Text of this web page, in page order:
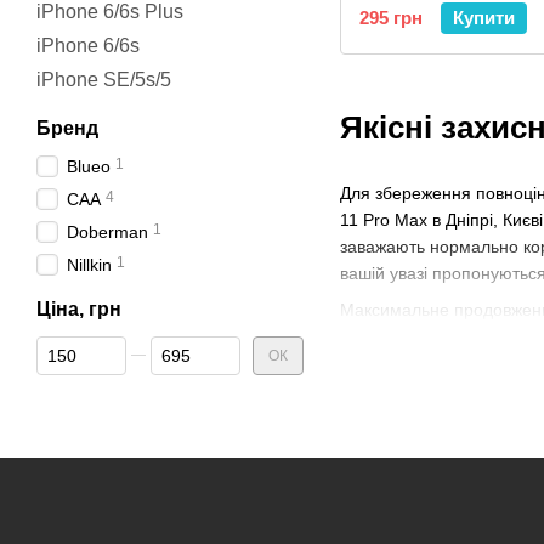
Якісні
Для збереження
11 Pro Max в Дніпрі,
заважають нормально
вашій увазі
Максимальне
Оригінальні
Зверніть увагу, що ви
служать дуже недовго.
295 грн
Купити
iPhone 6/6s Plus
iPhone 6/6s
iPhone SE/5s/5
Бренд
Blueo 1
CAA 4
Doberman 1
Nillkin 1
Ціна, грн
Від Ціна, грн
До Ціна, грн ОК